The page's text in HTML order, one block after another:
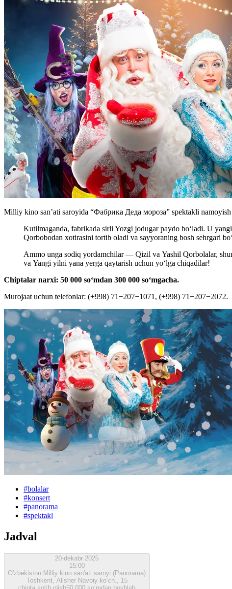
Milliy kino san’ati saroyida “Фабрика Деда мороза” spektakli
Kutilmaganda, fabrikada sirli Yozgi jodugar paydo bo‘ladi. U
Qorbobodan xotirasini tortib oladi va sayyoraning bosh sehrgari
Ammo unga sodiq yordamchilar — Qizil va Yashil Qorbolalar,
va Yangi yilni yana yerga qaytarish uchun yo‘lga chiqadilar!
Chiptalar narxi: 50 000 soʻmdan 300 000 soʻmgacha.
Murojaat uchun telefonlar: (+998) 71−207−1071, (+998) 71−207−2072.
#bolalar
#konsert
#panorama
#spektakl
Jadval
20-dekabr 2025
15:00
O'zbekiston Milliy kino san'ati saroyi (Panorama)
Toshkent, Alisher Navoiy ko‘ch., 15